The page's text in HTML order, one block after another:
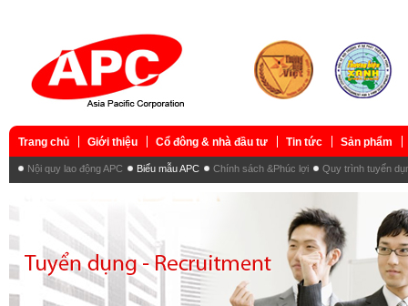
Trang chủ Giới thiệu Cổ đông & nhà đầu tư Tin tức Sản phẩm
Nội quy lao động APC Biểu mẫu APC Chính sách &Phúc lợi Quy trình tuyển